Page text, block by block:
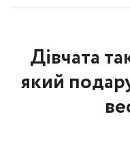
Дівчата
який